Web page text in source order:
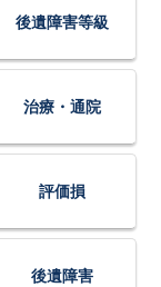
後遺障害等級
治療・通院
評価損
後遺障害